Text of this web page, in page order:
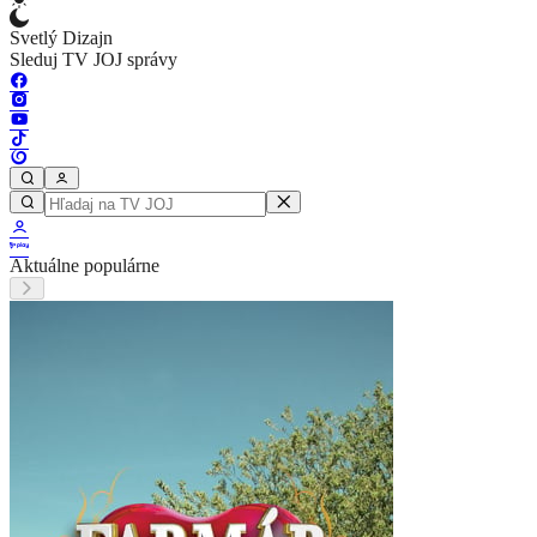
Svetlý Dizajn
Sleduj TV JOJ správy
Aktuálne populárne